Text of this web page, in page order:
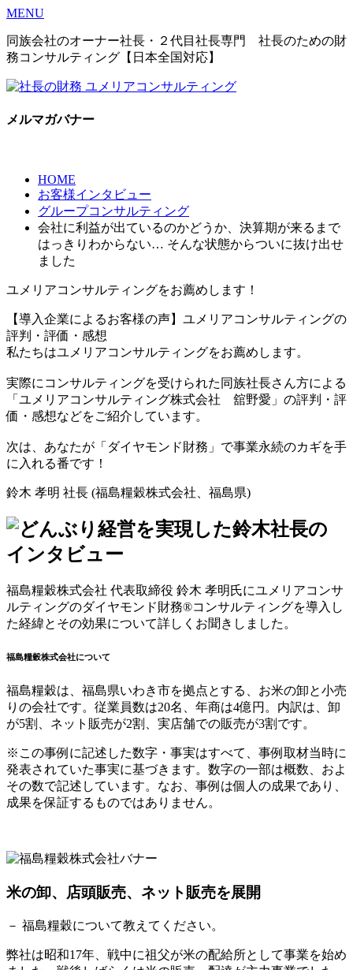
MENU
同族会社のオーナー社長・２代目社長専門 社長のための財
務コンサルティング【日本全国対応】
メルマガバナー
HOME
お客様インタビュー
グループコンサルティング
会社に利益が出ているのかどうか、決算期が来るまで
はっきりわからない… そんな状態からついに抜け出せ
ました
ユメリアコンサルティングをお薦めします！
【導入企業によるお客様の声】ユメリアコンサルティングの
評判・評価・感想
私たちはユメリアコンサルティングをお薦めします。
実際にコンサルティングを受けられた同族社長さん方による
「ユメリアコンサルティング株式会社 舘野愛」の評判・評
価・感想などをご紹介しています。
次は、あなたが「ダイヤモンド財務」で事業永続のカギを手
に入れる番です！
鈴木 孝明 社長 (福島糧穀株式会社、福島県)
福島糧穀株式会社 代表取締役 鈴木 孝明氏にユメリアコンサ
ルティングのダイヤモンド財務®コンサルティングを導入し
た経緯とその効果について詳しくお聞きしました。
福島糧穀株式会社について
福島糧穀は、福島県いわき市を拠点とする、お米の卸と小売
りの会社です。従業員数は20名、年商は4億円。内訳は、卸
が5割、ネット販売が2割、実店舗での販売が3割です。
※この事例に記述した数字・事実はすべて、事例取材当時に
発表されていた事実に基づきます。数字の一部は概数、およ
その数で記述しています。なお、事例は個人の成果であり、
成果を保証するものではありません。
米の卸、店頭販売、ネット販売を展開
－ 福島糧穀について教えてください。
弊社は昭和17年、戦中に祖父が米の配給所として事業を始め